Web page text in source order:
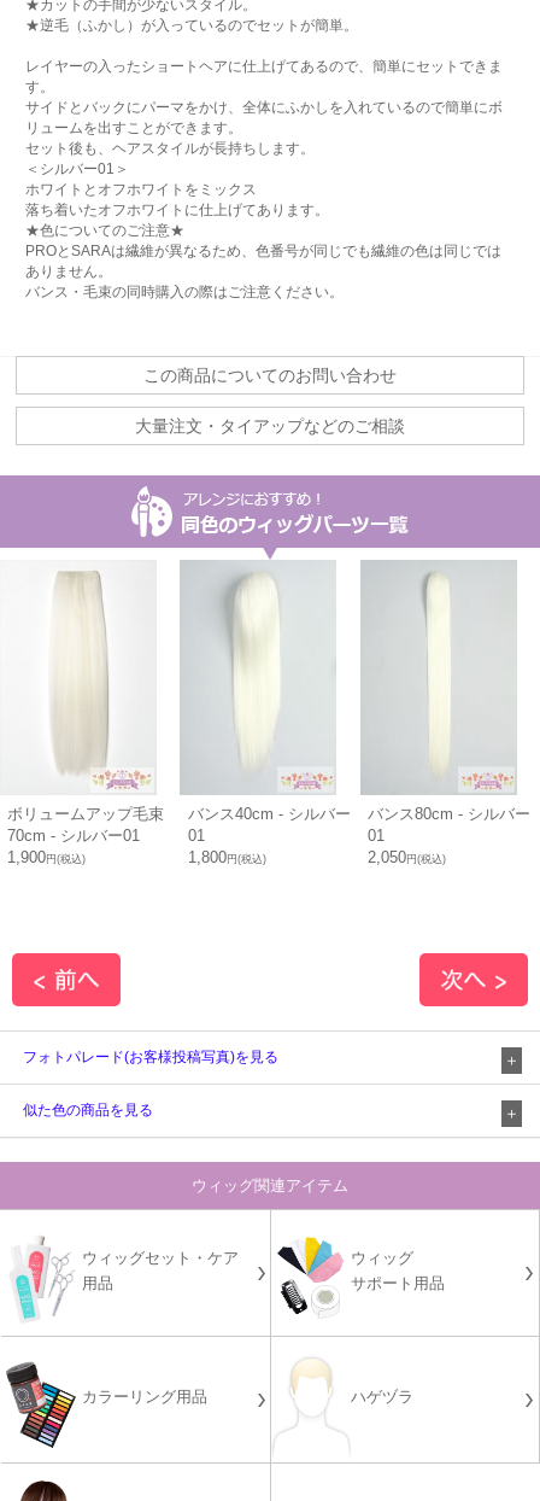
★カットの手間が少ないスタイル。
★逆毛（ふかし）が入っているのでセットが簡単。
レイヤーの入ったショートヘアに仕上げてあるので、簡単にセットできま
す。
サイドとバックにパーマをかけ、全体にふかしを入れているので簡単にボ
リュームを出すことができます。
セット後も、ヘアスタイルが長持ちします。
＜シルバー01＞
ホワイトとオフホワイトをミックス
落ち着いたオフホワイトに仕上げてあります。
★色についてのご注意★
PROとSARAは繊維が異なるため、色番号が同じでも繊維の色は同じでは
ありません。
バンス・毛束の同時購入の際はご注意ください。
この商品についてのお問い合わせ
大量注文・タイアップなどのご相談
ボリュームアップ毛束
70cm - シルバー01
1,900円(税込)
バンス40cm - シルバー
01
1,800円(税込)
バンス80cm - シルバー
01
2,050円(税込)
フォトパレード(お客様投稿写真)を見る
似た色の商品を見る
ウィッグ関連アイテム
ウィッグセット・ケア
用品
ウィッグ
サポート用品
カラーリング用品 ハゲヅラ